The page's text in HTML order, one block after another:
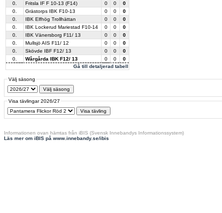
Gå till detaljerad tabell
0.
Fritsla IF F 10-13 (F14) 0 0
0
0.
Grästorps IBK F10-13 0 0
0
0.
IBK Elfhög Trollhättan 0 0
0
0.
IBK Lockerud Mariestad F10-14 0 0
0
0.
IBK Vänersborg F11/ 13 0 0
0
0.
Mullsjö AIS F11/ 12 0 0
0
0.
Skövde IBF F12/ 13 0 0
0
0.
Wårgårda IBK F12/ 13 0 0 0
Välj säsong
Visa tävlingar 2026/27
Informationen ovan hämtas från iBIS (Svensk Innebandys Informationssystem)
Läs mer om iBIS på www.innebandy.se/ibis